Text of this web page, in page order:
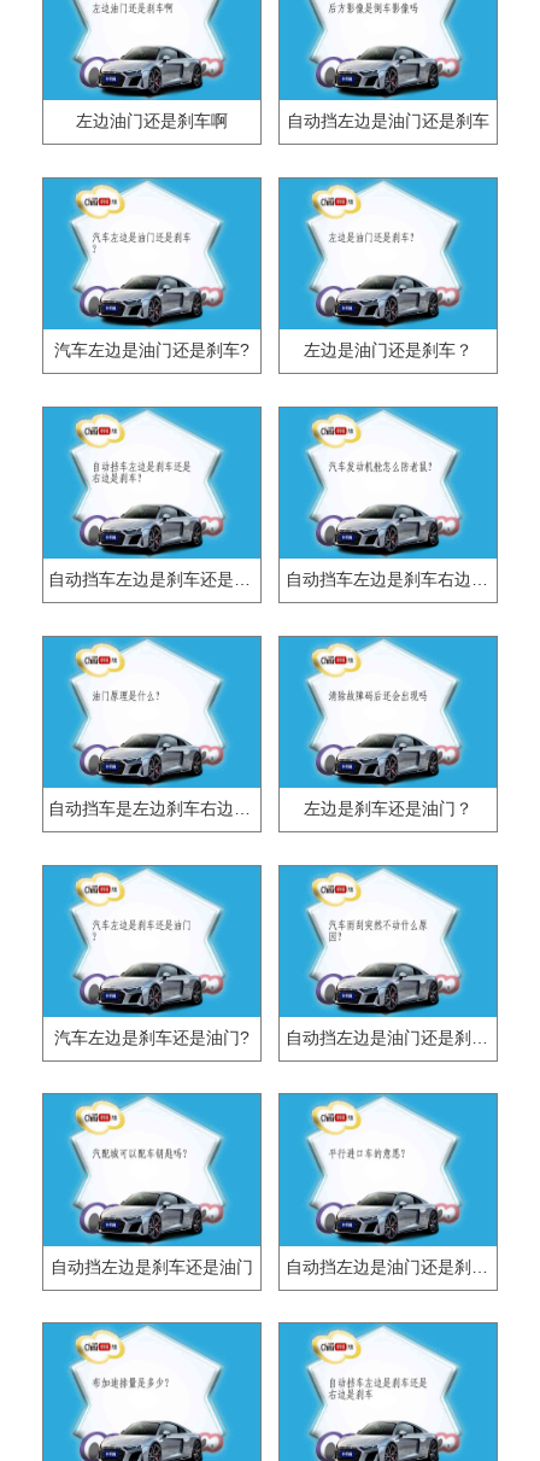
左边油门还是刹车啊 自动挡左边是油门还是刹车
汽车左边是油门还是刹车? 左边是油门还是刹车？
左边是刹车还是油门？
汽车左边是刹车还是油门?
自动挡左边是刹车还是油门